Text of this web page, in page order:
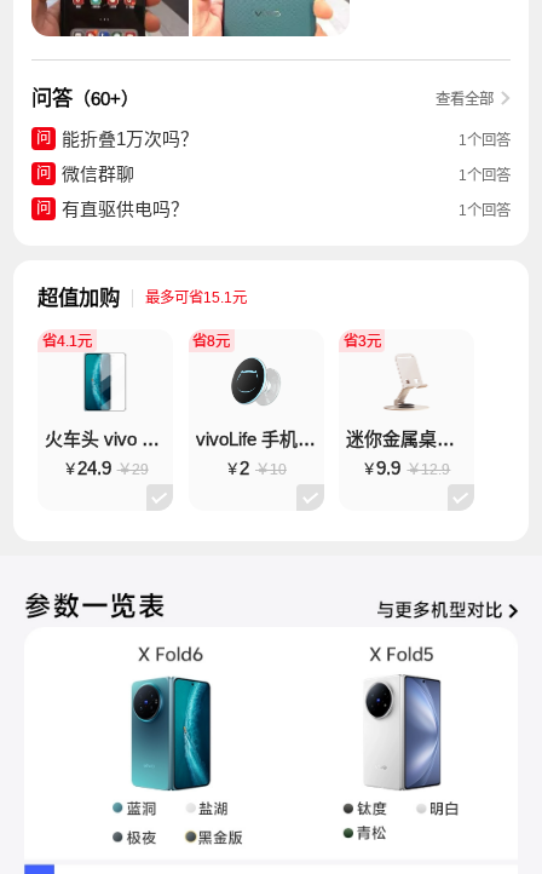
问答 （60+） 查看全部
问 能折叠1万次吗？
1个回答
问
微信群聊
1个回答
问
有直驱供电吗？ 1个回答
超值加购 最多可省15.1元
省4.1元
火车头 vivo X Fold6 副屏钢化膜
24.9 ￥29
省8元
vivoLife 手机气囊支架
2 ￥10
省3元
迷你金属桌面支架
9.9 ￥12.9